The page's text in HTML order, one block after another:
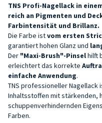
TNS Profi-Nagellack in
reich an Pigmenten und
Farbintensität und Brillanz.
Die Farbe istvom ersten
garantiert hohen Glanz und
Der "Maxi-Brush"-Pinselhilft
erleichtert das korrekte
einfache Anwendung.
TNS professioneller
Inhaltsstoffen mit stärkenden,
schuppenverhindernden
Farben.